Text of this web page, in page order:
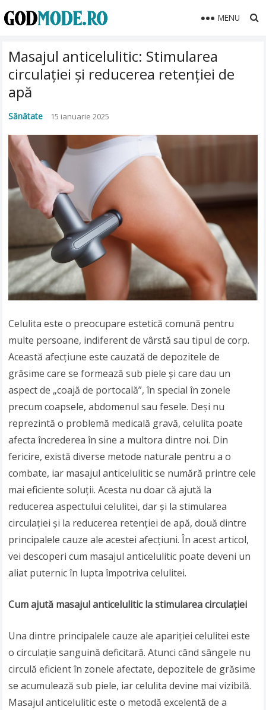
MENU
Masajul anticelulitic: Stimularea
circulației și reducerea retenției de
apă
Sănătate 15 ianuarie 2025
Celulita este o preocupare estetică comună pentru
multe persoane, indiferent de vârstă sau tipul de corp.
Această afecțiune este cauzată de depozitele de
grăsime care se formează sub piele și care dau un
aspect de „coajă de portocală”, în special în zonele
precum coapsele, abdomenul sau fesele. Deși nu
reprezintă o problemă medicală gravă, celulita poate
afecta încrederea în sine a multora dintre noi. Din
fericire, există diverse metode naturale pentru a o
combate, iar masajul anticelulitic se numără printre cele
mai eficiente soluții. Acesta nu doar că ajută la
reducerea aspectului celulitei, dar și la stimularea
circulației și la reducerea retenției de apă, două dintre
principalele cauze ale acestei afecțiuni. În acest articol,
vei descoperi cum masajul anticelulitic poate deveni un
aliat puternic în lupta împotriva celulitei.
Cum ajută masajul anticelulitic la stimularea circulației
Una dintre principalele cauze ale apariției celulitei este
o circulație sanguină deficitară. Atunci când sângele nu
circulă eficient în zonele afectate, depozitele de grăsime
se acumulează sub piele, iar celulita devine mai vizibilă.
Masajul anticelulitic este o metodă excelentă de a